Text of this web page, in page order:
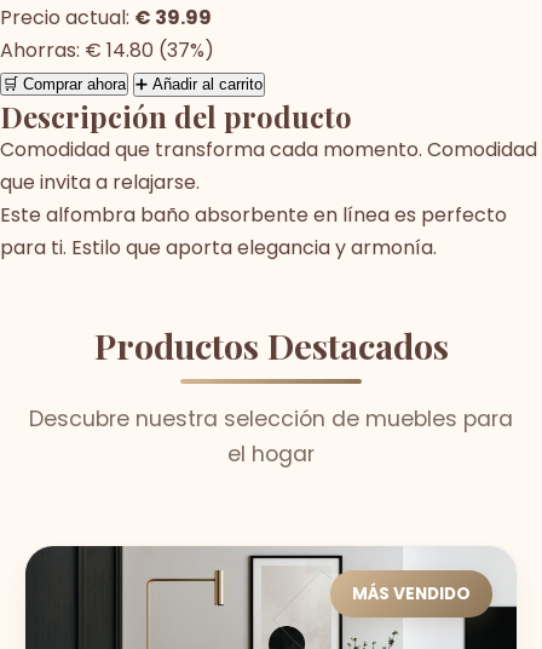
Precio actual: € 39.99
Ahorras: € 14.80 (37%)
🛒 Comprar ahora ➕ Añadir al carrito
Descripción del producto
Comodidad que transforma cada momento. Comodidad
que invita a relajarse.
Este alfombra baño absorbente en línea es perfecto
para ti. Estilo que aporta elegancia y armonía.
Productos Destacados
Descubre nuestra selección de muebles para
el hogar
MÁS VENDIDO